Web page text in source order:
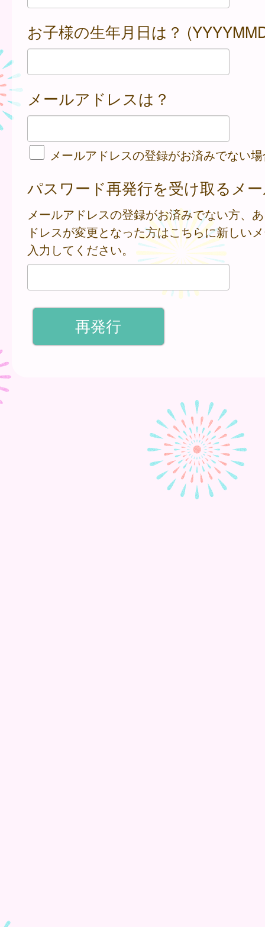
お子様の生年月日は？
メールアドレスは？
メールアドレスの登録がお済みでない
パスワード再発行を受け取るメ
メールアドレスの登録がお済みでない方、
ドレスが変更となった方はこちらに新しい
入力してください。